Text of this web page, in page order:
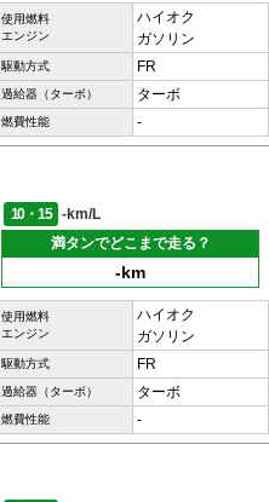
使用燃料
エンジン
ハイオク
ガソリン
駆動方式 FR
過給器（ターボ） ターボ
燃費性能 -
10・15
-km/L
満タンでどこまで走る？
-km
使用燃料
エンジン
ハイオク
ガソリン
駆動方式 FR
過給器（ターボ） ターボ
燃費性能 -